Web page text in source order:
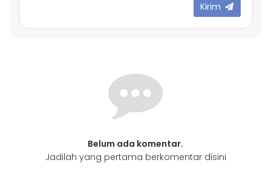
Kirim
Belum ada komentar.
Jadilah yang pertama berkomentar disini